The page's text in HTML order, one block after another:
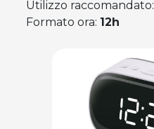
Utilizzo raccomandato:
Formato ora: 12h